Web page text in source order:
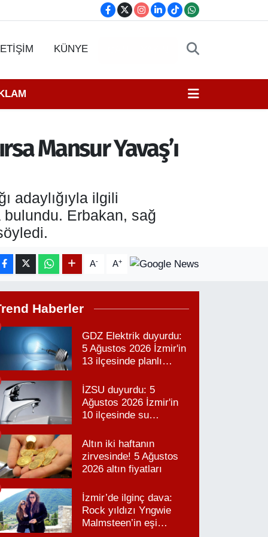
KÜNYE
Mansur Yavaş’ı
adaylığıyla ilgili
bulundu. Erbakan, sağ
A- A+
Haberler
GDZ Elektrik duyurdu:
5 Ağustos 2026 İzmir'in
13 ilçesinde planlı
İZSU duyurdu: 5
Ağustos 2026 İzmir'in
10 ilçesinde su
Altın iki haftanın
zirvesinde! 5 Ağustos
2026 altın fiyatları
İzmir’de ilginç dava:
Rock yıldızı Yngwie
Malmsteen’in eşi